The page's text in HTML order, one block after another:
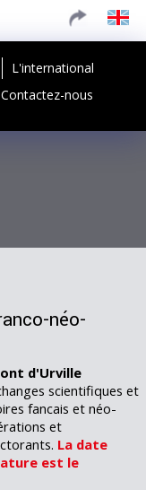
L'international
Contactez-nous
néo-
d'Urville
scientifiques et
fancais et néo-
et
La date
est le